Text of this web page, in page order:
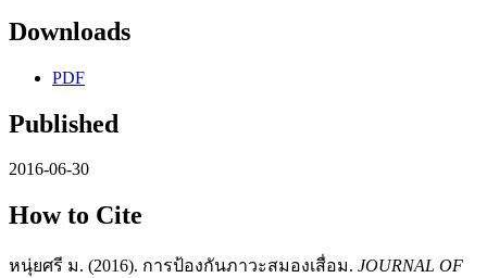
Downloads
PDF
Published
2016-06-30
How to Cite
หนุ่ยศรี ม. (2016). การป้องกันภาวะสมองเสื่อม. JOURNAL OF